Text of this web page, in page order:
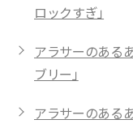
ロックすぎ」
アラサーのある
ブリー」
アラサーのある